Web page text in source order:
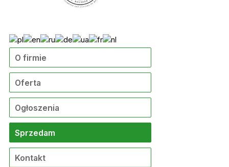
O firmie
Oferta
Ogłoszenia
Sprzedam
Kontakt